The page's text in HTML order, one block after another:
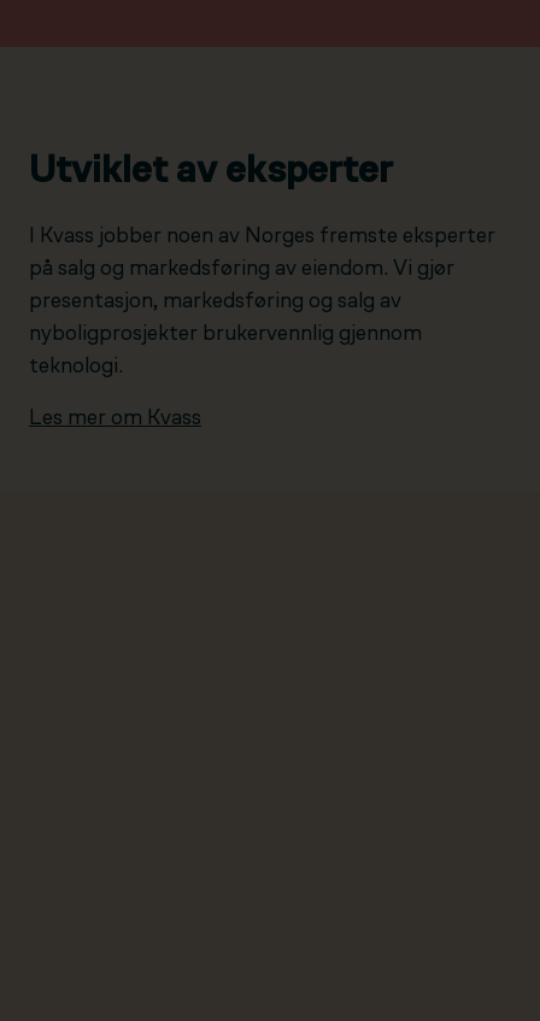
Utviklet av eksperter
I Kvass jobber noen av Norges fremste eksperter
på salg og markedsføring av eiendom. Vi gjør
presentasjon, markedsføring og salg av
nyboligprosjekter brukervennlig gjennom
teknologi.
Les mer om Kvass